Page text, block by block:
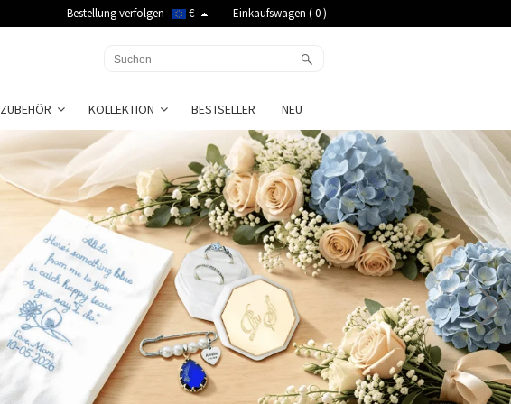
Bestellung verfolgen € Einkaufswagen (0)
ZUBEHÖR KOLLEKTION BESTSELLER NEU